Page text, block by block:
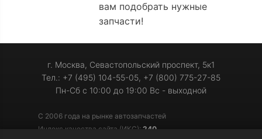
вам подобрать нужные
запчасти!
г. Москва, Севастопольский проспект, 5к1
Тел.: +7 (495) 104-55-05, +7 (800) 775-27-85
Пн-Сб с 10:00 до 19:00 Вс - выходной
С 2006 года на рынке автозапчастей
Индекс качества сайта (ИКС): 240